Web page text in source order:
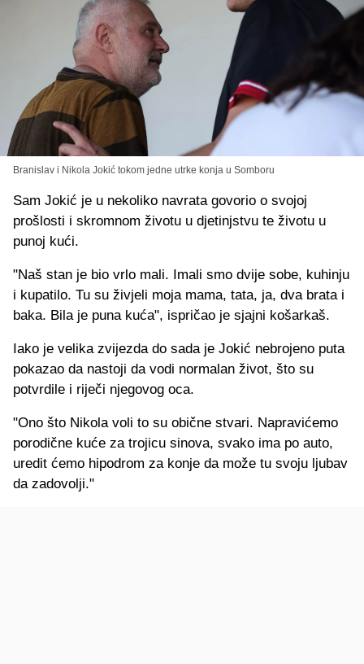
Branislav i Nikola Jokić tokom jedne utrke konja u Somboru
Sam Jokić je u nekoliko navrata govorio o svojoj
prošlosti i skromnom životu u djetinjstvu te životu u
punoj kući.
"Naš stan je bio vrlo mali. Imali smo dvije sobe, kuhinju
i kupatilo. Tu su živjeli moja mama, tata, ja, dva brata i
baka. Bila je puna kuća", ispričao je sjajni košarkaš.
Iako je velika zvijezda do sada je Jokić nebrojeno puta
pokazao da nastoji da vodi normalan život, što su
potvrdile i riječi njegovog oca.
"Ono što Nikola voli to su obične stvari. Napravićemo
porodične kuće za trojicu sinova, svako ima po auto,
uredit ćemo hipodrom za konje da može tu svoju ljubav
da zadovolji."